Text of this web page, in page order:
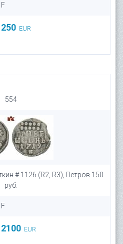
F
250 EUR
554
# 1126 (R2, R3), Петров 150
руб.
F
2100 EUR